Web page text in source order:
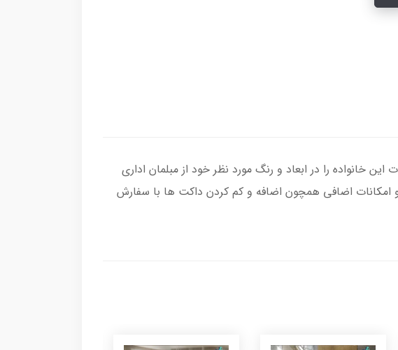
خانواده را در ابعاد و رنگ مورد نظر خود از مبلمان اداری
امکانات اضافی همچون اضافه و کم کردن داکت ها با سفارش